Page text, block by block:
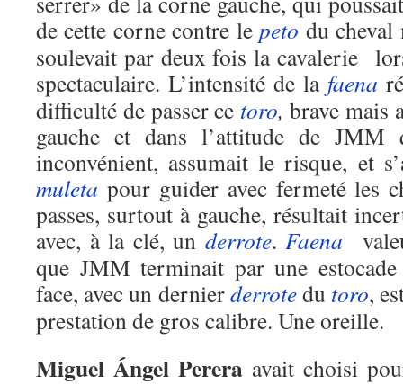
de cette corne contre lepeto du cheval
soulevait par deux fois la cavalerie
spectaculaire. L’intensité de la faena
difficulté de passer ce toro,brave mais
gauche et dans l’attitude de JMM
inconvénient, assumait le risque, et
muleta pour guider avec fermeté les
passes, surtout à gauche, résultait
avec, à la clé, un derrote. Faena
que JMM terminait par une
face, avec un dernierderrotedu toro,
prestation de gros calibre. Une oreille.
Miguel Ángel Perera avait choisi